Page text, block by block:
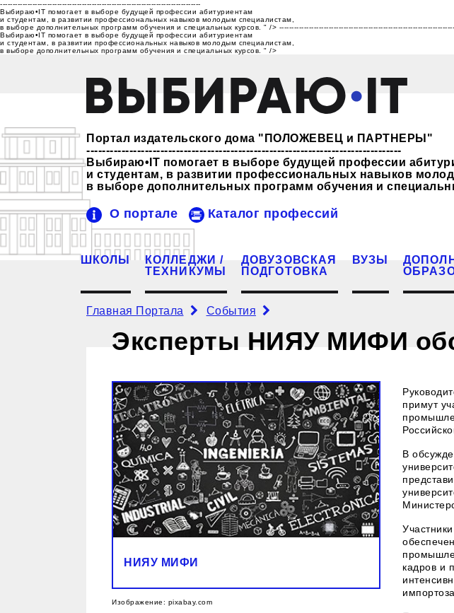
---------------------------------------------------------------------------------
Выбираю•IT помогает в выборе будущей профессии абитуриентам
и студентам, в развитии профессиональных навыков молодым специалистам,
в выборе дополнительных программ обучения и специальных курсов. " />
Выбираю•IT помогает в выборе будущей профессии абитуриентам
и студентам, в развитии профессиональных навыков молодым специалистам,
в выборе дополнительных программ обучения и специальных курсов. " />
Портал издательского дома "ПОЛОЖЕВЕЦ и ПАРТНЕРЫ"
---------------------------------------------------------------------------------
Выбираю•IT помогает в выборе будущей профессии
и студентам, в развитии профессиональных навыков
в выборе дополнительных программ обучения и
О портале Каталог профессий
ШКОЛЫ
КОЛЛЕДЖИ /
ТЕХНИКУМЫ
ДОВУЗОВСКАЯ
ПОДГОТОВКА
ВУЗЫ
Главная Портала События
Эксперты НИЯУ МИФИ
НИЯУ МИФИ
Изображение: pixabay.com
примут
В
кадров и